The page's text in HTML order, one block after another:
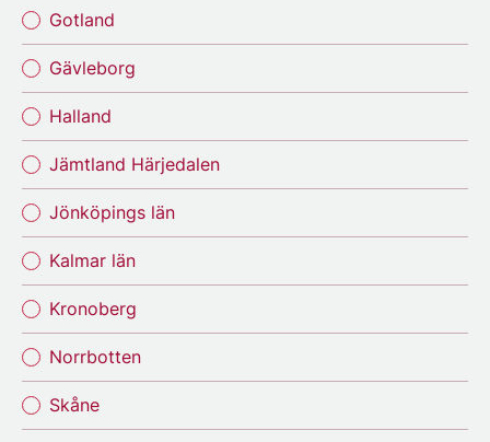
Gotland
Gävleborg
Halland
Jämtland Härjedalen
Jönköpings län
Kalmar län
Kronoberg
Norrbotten
Skåne